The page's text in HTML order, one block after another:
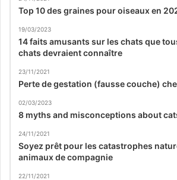
Top 10 des graines pour oiseaux en
19/03/2023
14 faits amusants sur les chats que
chats devraient connaître
23/11/2021
Perte de gestation (fausse couche)
02/03/2023
8 myths and misconceptions about
24/11/2021
Soyez prêt pour les catastrophes
animaux de compagnie
22/11/2021